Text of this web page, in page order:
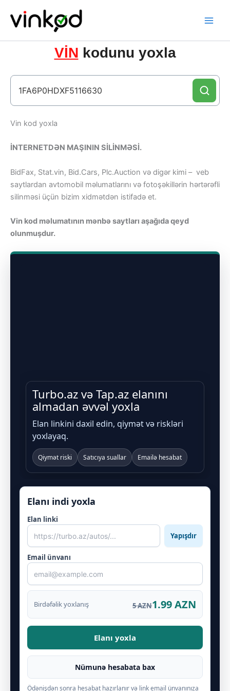
content
VİN kodunu yoxla
Vin kod yoxla
İNTERNETDƏN MAŞININ SİLİNMƏSİ.
BidFax, Stat.vin, Bid.Cars, Plc.Auction və digər kimi – veb
saytlardan avtomobil məlumatlarını və fotoşəkillərin hərtərəfli
silinməsi üçün bizim xidmətdən istifadə et.
Vin kod məlumatının mənbə saytları aşağıda qeyd
olunmuşdur.
Turbo.az və Tap.az elanını
almadan əvvəl yoxla
Elan linkini daxil edin, qiymət və riskləri
yoxlayaq.
Qiymət riski Satıcıya suallar Emailə hesabat
Elanı indi yoxla
Elan linki
Yapışdır
Email ünvanı
Birdəfəlik yoxlanış 5 AZN1.99 AZN
Elanı yoxla
Nümunə hesabata bax
Ödənişdən sonra hesabat hazırlanır və link email ünvanınıza